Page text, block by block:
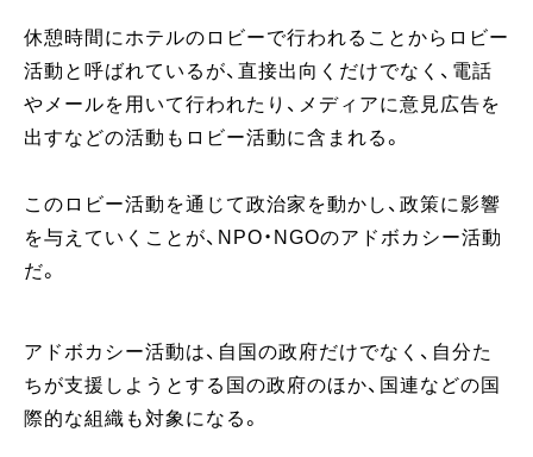
休憩時間にホテルのロビーで行われることからロビー
活動と呼ばれているが、直接出向くだけでなく、電話
やメールを用いて行われたり、メディアに意見広告を
出すなどの活動もロビー活動に含まれる。
このロビー活動を通じて政治家を動かし、政策に影響
を与えていくことが、NPO・NGOのアドボカシー活動
だ。
アドボカシー活動は、自国の政府だけでなく、自分た
ちが支援しようとする国の政府のほか、国連などの国
際的な組織も対象になる。